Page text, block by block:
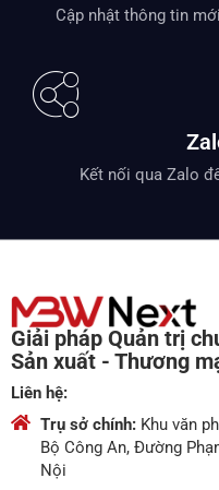
Cập nhật thông tin
Kết nối qua Zalo
Giải pháp Quản trị
Sản xuất - Thương
Liên hệ:
Trụ sở chính: Khu văn
Bộ Công An, Đường
Nội